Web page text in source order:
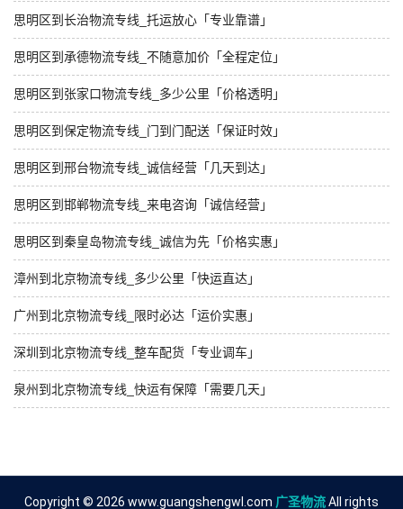
思明区到长治物流专线_托运放心「专业靠谱」
思明区到承德物流专线_不随意加价「全程定位」
思明区到张家口物流专线_多少公里「价格透明」
思明区到保定物流专线_门到门配送「保证时效」
思明区到邢台物流专线_诚信经营「几天到达」
思明区到邯郸物流专线_来电咨询「诚信经营」
思明区到秦皇岛物流专线_诚信为先「价格实惠」
漳州到北京物流专线_多少公里「快运直达」
广州到北京物流专线_限时必达「运价实惠」
深圳到北京物流专线_整车配货「专业调车」
泉州到北京物流专线_快运有保障「需要几天」
Copyright © 2026 www.guangshengwl.com 广圣物流All rights